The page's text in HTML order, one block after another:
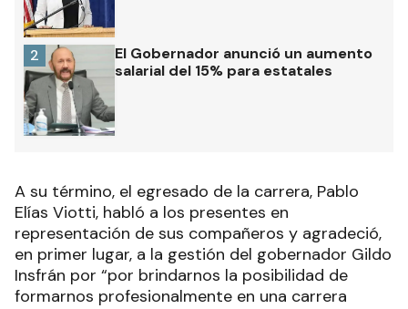
El Gobernador anunció un aumento
salarial del 15% para estatales
2
A su término, el egresado de la carrera, Pablo
Elías Viotti, habló a los presentes en
representación de sus compañeros y agradeció,
en primer lugar, a la gestión del gobernador Gildo
Insfrán por “por brindarnos la posibilidad de
formarnos profesionalmente en una carrera